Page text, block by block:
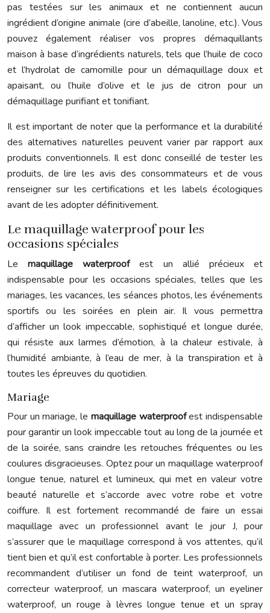
pas testées sur les animaux et ne contiennent aucun
ingrédient d’origine animale (cire d’abeille, lanoline, etc.). Vous
pouvez également réaliser vos propres démaquillants
maison à base d’ingrédients naturels, tels que l’huile de coco
et l’hydrolat de camomille pour un démaquillage doux et
apaisant, ou l’huile d’olive et le jus de citron pour un
démaquillage purifiant et tonifiant.
Il est important de noter que la performance et la durabilité
des alternatives naturelles peuvent varier par rapport aux
produits conventionnels. Il est donc conseillé de tester les
produits, de lire les avis des consommateurs et de vous
renseigner sur les certifications et les labels écologiques
avant de les adopter définitivement.
Le maquillage waterproof pour les
occasions spéciales
Lemaquillage waterproofest un allié précieux et
indispensable pour les occasions spéciales, telles que les
mariages, les vacances, les séances photos, les événements
sportifs ou les soirées en plein air. Il vous permettra
d’afficher un look impeccable, sophistiqué et longue durée,
qui résiste aux larmes d’émotion, à la chaleur estivale, à
l’humidité ambiante, à l’eau de mer, à la transpiration et à
toutes les épreuves du quotidien.
Mariage
Pour un mariage, le maquillage waterproofest indispensable
pour garantir un look impeccable tout au long de la journée et
de la soirée, sans craindre les retouches fréquentes ou les
coulures disgracieuses. Optez pour un maquillage waterproof
longue tenue, naturel et lumineux, qui met en valeur votre
beauté naturelle et s’accorde avec votre robe et votre
coiffure. Il est fortement recommandé de faire un essai
maquillage avec un professionnel avant le jour J, pour
s’assurer que le maquillage correspond à vos attentes, qu’il
tient bien et qu’il est confortable à porter. Les professionnels
recommandent d’utiliser un fond de teint waterproof, un
correcteur waterproof, un mascara waterproof, un eyeliner
waterproof, un rouge à lèvres longue tenue et un spray